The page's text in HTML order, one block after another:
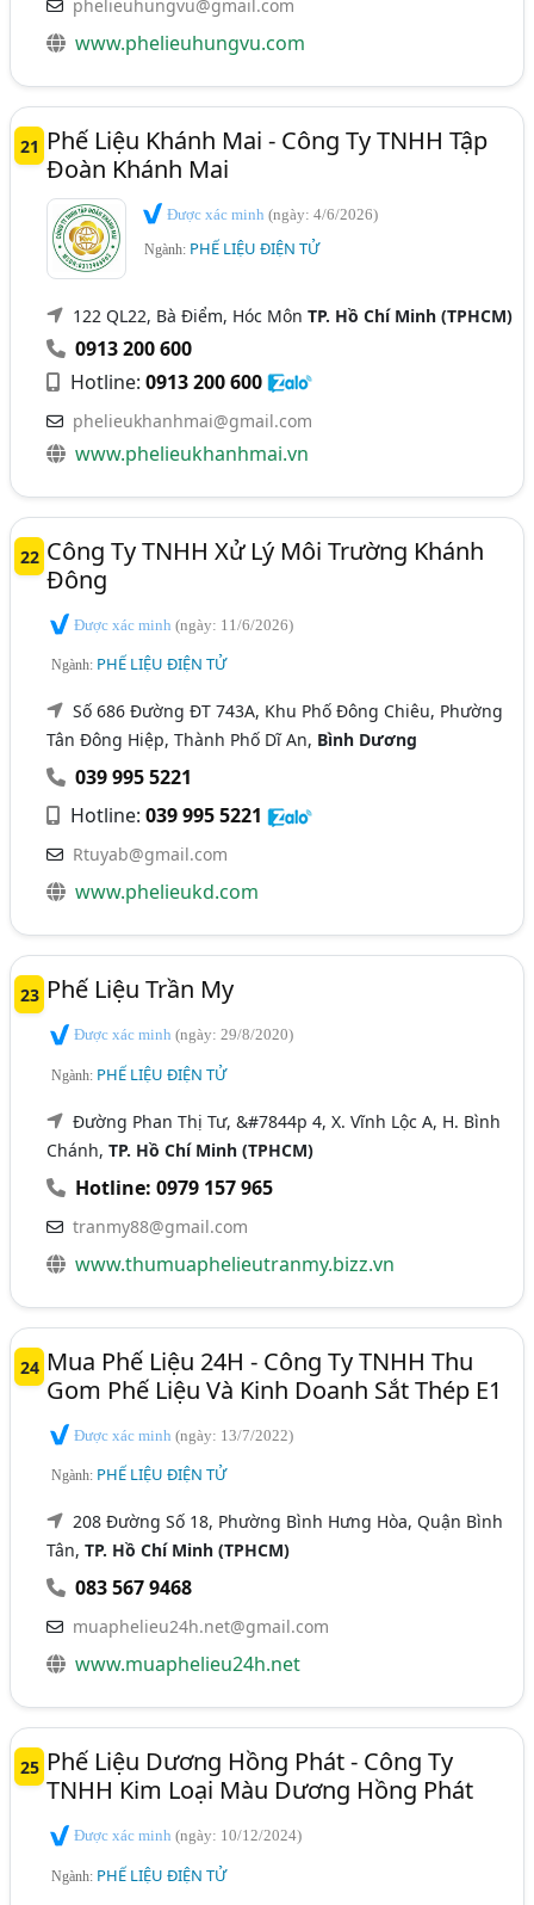
phelieuhungvu@gmail.com
www.phelieuhungvu.com
21 Phế Liệu Khánh Mai - Công Ty TNHH Tập
Đoàn Khánh Mai
Được xác minh(ngày: 4/6/2026)
Ngành: PHẾ LIỆU ĐIỆN TỬ
122 QL22, Bà Điểm, Hóc MônTP. Hồ Chí Minh (TPHCM)
0913 200 600
Hotline:0913 200 600
phelieukhanhmai@gmail.com
www.phelieukhanhmai.vn
22 Công Ty TNHH Xử Lý Môi Trường Khánh
Đông
Được xác minh(ngày: 11/6/2026)
Ngành: PHẾ LIỆU ĐIỆN TỬ
Số 686 Đường ĐT 743A, Khu Phố Đông Chiêu, Phường
Tân Đông Hiệp, Thành Phố Dĩ An, Bình Dương
039 995 5221
Hotline:039 995 5221
Rtuyab@gmail.com
www.phelieukd.com
23 Phế Liệu Trần My
Được xác minh(ngày: 29/8/2020)
Ngành: PHẾ LIỆU ĐIỆN TỬ
Đường Phan Thị Tư, &#7844p 4, X. Vĩnh Lộc A, H. Bình
Chánh,TP. Hồ Chí Minh (TPHCM)
Hotline: 0979 157 965
tranmy88@gmail.com
www.thumuaphelieutranmy.bizz.vn
24 Mua Phế Liệu 24H - Công Ty TNHH Thu
Gom Phế Liệu Và Kinh Doanh Sắt Thép E1
Được xác minh(ngày: 13/7/2022)
Ngành: PHẾ LIỆU ĐIỆN TỬ
208 Đường Số 18, Phường Bình Hưng Hòa, Quận Bình
Tân,TP. Hồ Chí Minh (TPHCM)
083 567 9468
muaphelieu24h.net@gmail.com
www.muaphelieu24h.net
25 Phế Liệu Dương Hồng Phát - Công Ty
TNHH Kim Loại Màu Dương Hồng Phát
Được xác minh(ngày: 10/12/2024)
Ngành: PHẾ LIỆU ĐIỆN TỬ